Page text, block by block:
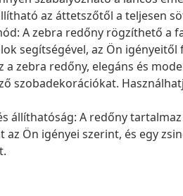
az áttetszőtől a teljesen
A zebra redőny rögzíthető a
segítségével, az Ön igényeitől
a zebra redőny, elegáns és
szobadekorációkat.
állíthatóság: A redőny
az Ön igényei szerint, és egy